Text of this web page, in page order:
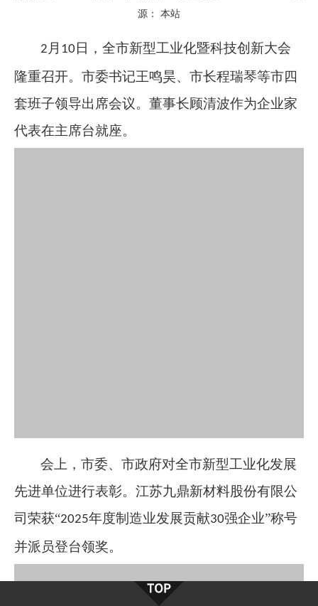
源： 本站
2 月 10 日，全市新型工业化暨科技创新大会
隆重召开。市委书记王鸣昊、市长程瑞琴等市四
套班子领导出席会议。董事长顾清波作为企业家
代表在主席台就座。
会上，市委、市政府对全市新型工业化发展
先进单位进行表彰。 江苏九鼎新材料股份有限公
司荣获“2025年度制造业发展贡献30强企业”称号
并派员登台领奖。